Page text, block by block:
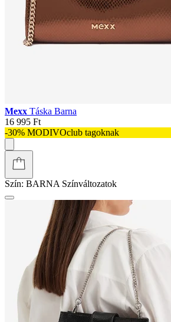
Mexx Táska Barna
16 995 Ft
-30% MODIVOclub tagoknak
Szín: BARNA Színváltozatok